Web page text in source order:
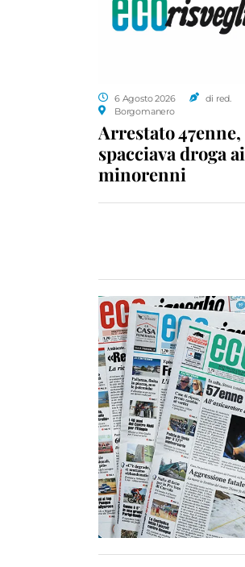
6 Agosto 2026
di red.
Borgomanero
Arrestato 47enne,
spacciava droga ai
minorenni